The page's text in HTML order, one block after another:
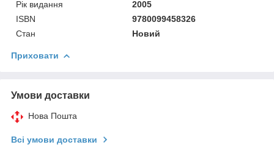
Рік видання
2005
ISBN
9780099458326
Стан
Новий
Приховати
Умови доставки
Нова Пошта
Всі умови доставки